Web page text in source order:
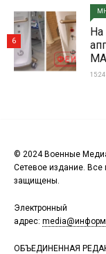
На
6
© 2024 Военные
Сетевое издание. Все
защищены.
Электронный
адрес:
ОБЪЕДИНЕННАЯ